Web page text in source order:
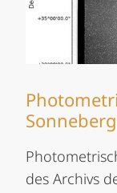
des Archivs